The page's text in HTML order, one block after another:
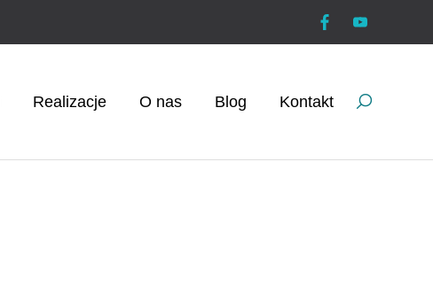
Realizacje O nas Blog Kontakt